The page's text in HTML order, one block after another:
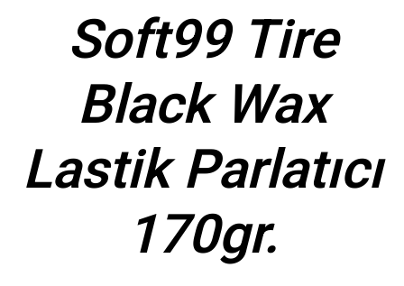
Soft99 Tire
Black Wax
Lastik Parlatıcı
170gr.